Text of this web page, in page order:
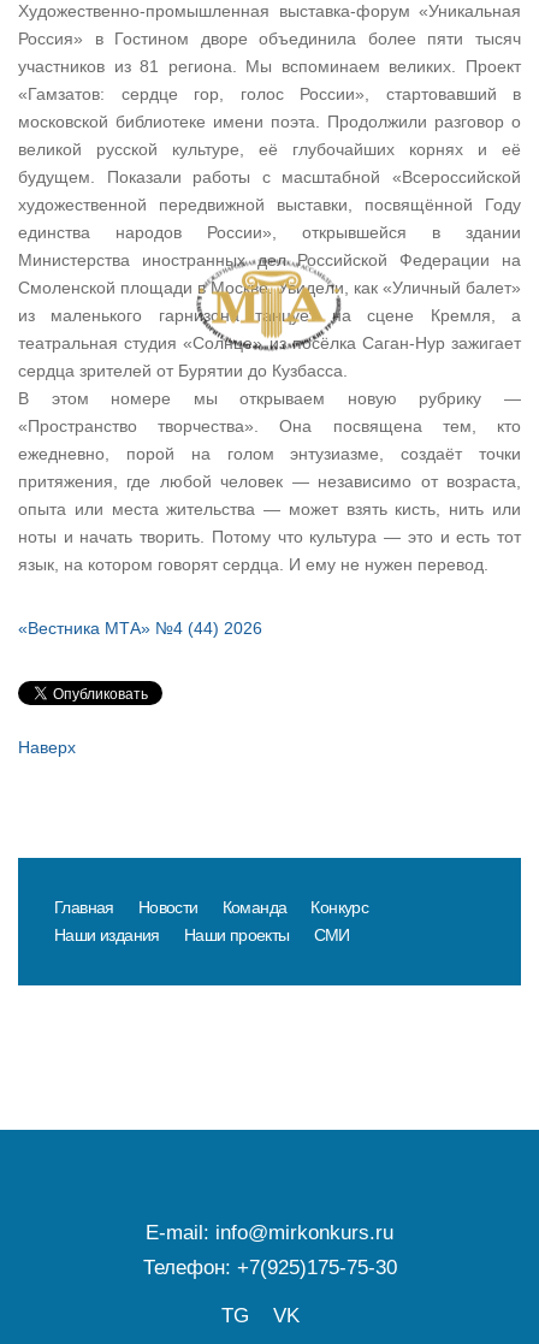
Художественно-промышленная выставка-форум «Уникальная
Россия» в Гостином дворе объединила более пяти тысяч
участников из 81 региона. Мы вспоминаем великих. Проект
«Гамзатов: сердце гор, голос России», стартовавший в
московской библиотеке имени поэта. Продолжили разговор о
великой русской культуре, её глубочайших корнях и её
будущем. Показали работы с масштабной «Всероссийской
художественной передвижной выставки, посвящённой Году
единства народов России», открывшейся в здании
Министерства иностранных дел Российской Федерации на
Смоленской площади в Москве. Увидели, как «Уличный балет»
из маленького гарнизона танцует на сцене Кремля, а
театральная студия «Солнце» из посёлка Саган-Нур зажигает
сердца зрителей от Бурятии до Кузбасса.
В этом номере мы открываем новую рубрику —
«Пространство творчества». Она посвящена тем, кто
ежедневно, порой на голом энтузиазме, создаёт точки
притяжения, где любой человек — независимо от возраста,
опыта или места жительства — может взять кисть, нить или
ноты и начать творить. Потому что культура — это и есть тот
язык, на котором говорят сердца. И ему не нужен перевод.
«Вестника МТА» №4 (44) 2026
Наверх
Главная Новости Команда
Конкурс
Наши издания
Наши проекты СМИ
E-mail: info@mirkonkurs.ru
Телефон: +7(925)175-75-30
TG
VK